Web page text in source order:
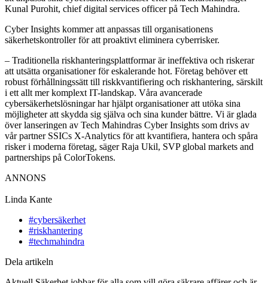
Kunal Purohit, chief digital services officer på Tech Mahindra.
Cyber ​​Insights kommer att anpassas till organisationens
säkerhetskontroller för att proaktivt eliminera cyberrisker.
– Traditionella riskhanteringsplattformar är ineffektiva och riskerar
att utsätta organisationer för eskalerande hot. Företag behöver ett
robust förhållningssätt till riskkvantifiering och riskhantering, särskilt
i ett allt mer komplext IT-landskap. Våra avancerade
cybersäkerhetslösningar har hjälpt organisationer att utöka sina
möjligheter att skydda sig själva och sina kunder bättre. Vi är glada
över lanseringen av Tech Mahindras Cyber ​​Insights som drivs av
vår partner SSICs X-Analytics för att kvantifiera, hantera och spåra
risker i moderna företag, säger Raja Ukil, SVP global markets and
partnerships på ColorTokens.
ANNONS
Linda Kante
#cybersäkerhet
#riskhantering
#techmahindra
Dela artikeln